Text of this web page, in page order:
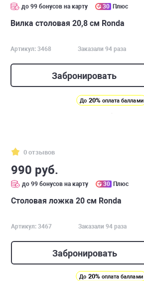
до 99 бонусов на карту 30 Плюс
Вилка столовая 20,8 см Ronda
Артикул: 3468 Заказали 94 раза
Забронировать
До 20% оплата баллами
0 отзывов
990 руб.
до 99 бонусов на карту 30 Плюс
Столовая ложка 20 см Ronda
Артикул: 3467 Заказали 94 раза
Забронировать
До 20% оплата баллами